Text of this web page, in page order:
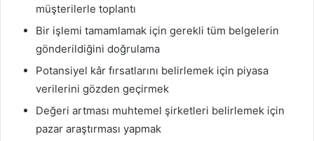
müşterilerle toplantı
Bir işlemi tamamlamak için gerekli tüm belgelerin
gönderildiğini doğrulama
Potansiyel kâr fırsatlarını belirlemek için piyasa
verilerini gözden geçirmek
Değeri artması muhtemel şirketleri belirlemek için
pazar araştırması yapmak